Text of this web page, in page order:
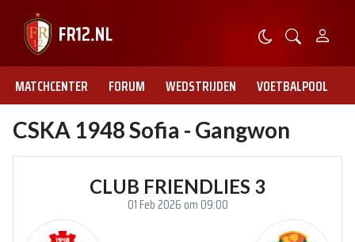
MATCHCENTER FORUM WEDSTRIJDEN VOETBALPOOL
CSKA 1948 Sofia - Gangwon
CLUB FRIENDLIES 3
01 Feb 2026 om 09:00